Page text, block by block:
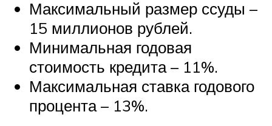
Максимальный размер ссуды –
15 миллионов рублей.
Минимальная годовая
стоимость кредита – 11%.
Максимальная ставка годового
процента – 13%.